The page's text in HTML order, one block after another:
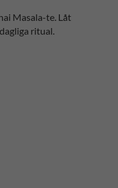
Masala-te. Låt
ritual.